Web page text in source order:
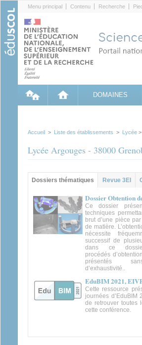
Menu principal Contenu Recherche
DOMAINES
Accueil > Liste des établissements > Lycée
Lycée Argouges - 38000
Groupe principal
Dossiers thématiques (onglet
actif)
Revue 3EI
Dossier Obtention
Ce dossier
techniques
brut d’une pièce
de matière.
nécessite
successif de
dans ce
procédés
présentés
d’exhaustivité..
EduBIM 2021,
Cette ressource
journées d’EduBIM
de retrouver toutes
cette conférence.